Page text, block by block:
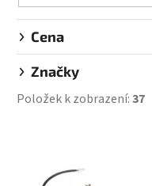
Cena
Značky
Položek k zobrazení:37